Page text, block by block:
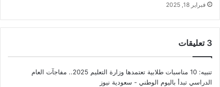
فبراير 18, 2025
‫3 تعليقات
تنبيه:
10 مناسبات طلابية تعتمدها وزارة التعليم 2025.. مفاجآت العام
الدراسي تبدأ باليوم الوطني - سعودية نيوز